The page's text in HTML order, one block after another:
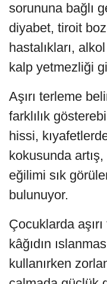
sorununa bağlı
diyabet, tiroit
hastalıkları,
kalp yetmezliği
Aşırı terleme
farklılık
hissi,
kokusunda
eğilimi sık
bulunuyor.
Çocuklarda
kâğıdın
kullanırken